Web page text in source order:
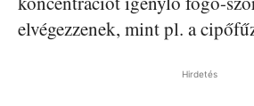
elvégezzenek, mint pl. a
Hirdetés